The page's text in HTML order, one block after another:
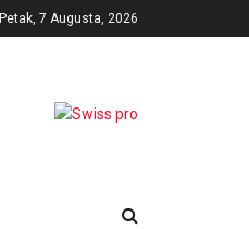
Petak, 7 Augusta, 2026